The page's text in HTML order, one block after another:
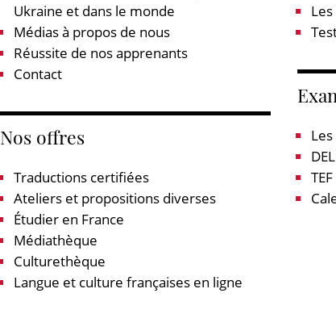
Ukraine et dans le monde
Médias à propos de nous
Réussite de nos apprenants
Contact
Nos offres
Traductions certifiées
Ateliers et propositions diverses
Étudier en France
Médiathèque
Culturethèque
Langue et culture françaises en ligne